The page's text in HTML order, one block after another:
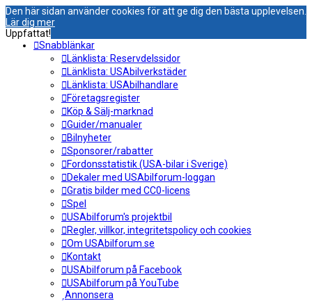
Den här sidan använder cookies för att ge dig den bästa upplevelsen.
Lär dig mer
Uppfattat!
Snabblänkar
Länklista: Reservdelssidor
Länklista: USAbilverkstäder
Länklista: USAbilhandlare
Företagsregister
Köp & Sälj-marknad
Guider/manualer
Bilnyheter
Sponsorer/rabatter
Fordonsstatistik (USA-bilar i Sverige)
Dekaler med USAbilforum-loggan
Gratis bilder med CC0-licens
Spel
USAbilforum's projektbil
Regler, villkor, integritetspolicy och cookies
Om USAbilforum.se
Kontakt
USAbilforum på Facebook
USAbilforum på YouTube
Annonsera